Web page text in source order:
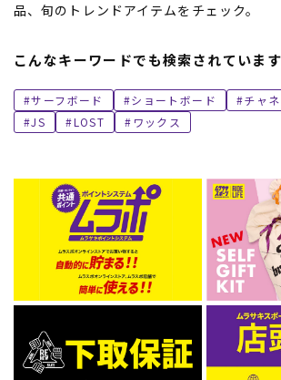
品、旬のトレンドアイテムをチェック。
こんなキーワードでも検索されています
サーフボード ショートボード
チャ
JS
LOST ワックス